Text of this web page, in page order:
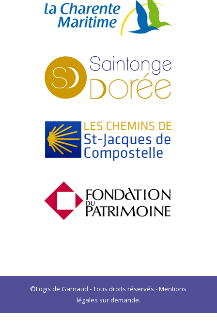
©Logis de Garnaud - Tous droits réservés - Mentions
légales sur demande.